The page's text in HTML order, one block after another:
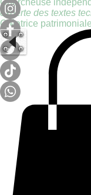
Chercheuse
experte des textes
Créatrice patrimoniale